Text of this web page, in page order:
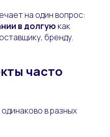
на один вопрос:
в долгую как
бренду.
часто
в разных